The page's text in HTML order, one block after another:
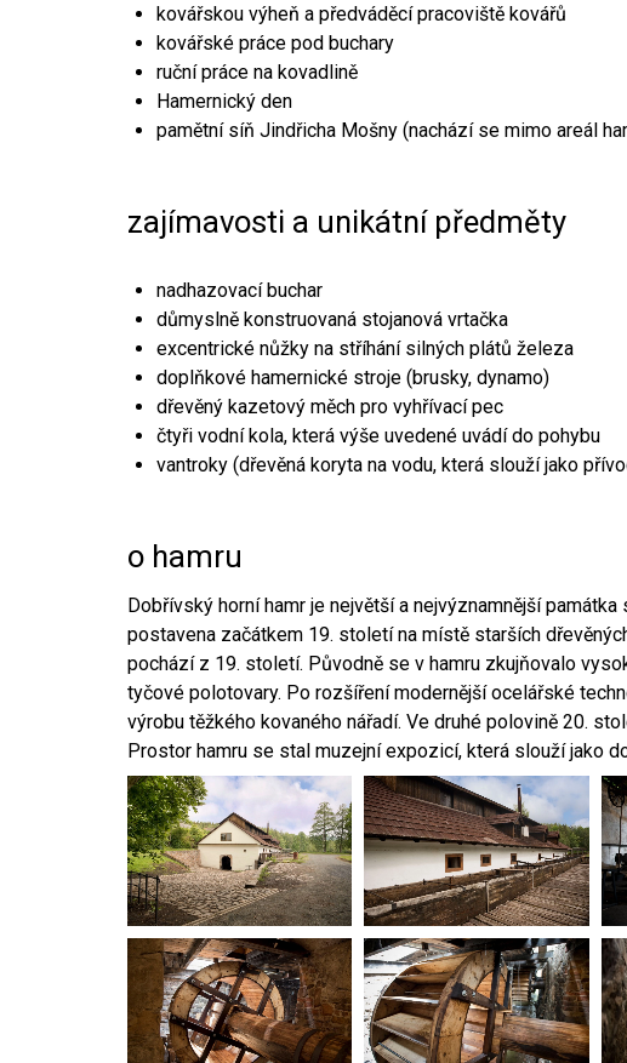
kovářskou výheň a předváděcí pracoviště kovářů
kovářské práce pod buchary
ruční práce na kovadlině
Hamernický den
pamětní síň Jindřicha Mošny (nachází se mimo areál
zajímavosti a unikátní předměty
nadhazovací buchar
důmyslně konstruovaná stojanová vrtačka
excentrické nůžky na stříhání silných plátů železa
doplňkové hamernické stroje (brusky, dynamo)
dřevěný kazetový měch pro vyhřívací pec
čtyři vodní kola, která výše uvedené uvádí do pohybu
vantroky (dřevěná koryta na vodu, která slouží jako
o hamru
Dobřívský horní hamr je největší a nejvýznamnější
postavena začátkem 19. století na místě starších
pochází z 19. století. Původně se v hamru zkujňovalo
tyčové polotovary. Po rozšíření modernější ocelářské
výrobu těžkého kovaného nářadí. Ve druhé polovině 20.
Prostor hamru se stal muzejní expozicí, která slouží jako